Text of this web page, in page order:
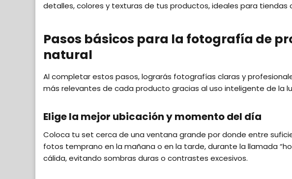
detalles, colores y texturas de tus productos, ideales para tiendas
Pasos básicos para la fotografía de
natural
Al completar estos pasos, lograrás fotografías claras y
más relevantes de cada producto gracias al uso inteligente de la
Elige la mejor ubicación y momento del día
Coloca tu set cerca de una ventana grande por donde entre
fotos temprano en la mañana o en la tarde, durante la llamada
cálida, evitando sombras duras o contrastes excesivos.